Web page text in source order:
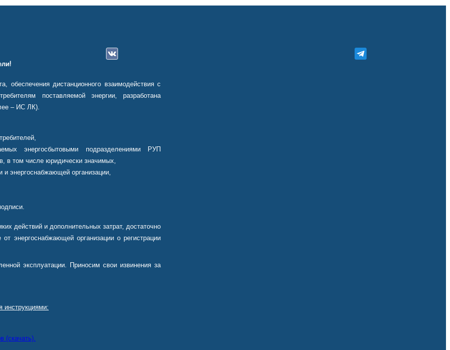
обеспечения дистанционного взаимодействия с
поставляемой энергии, разработана
– ИС ЛК).
энергосбытовыми подразделениями РУП
в том числе юридически значимых,
и энергоснабжающей организации,
действий и дополнительных затрат, достаточно
энергоснабжающей организации о регистрации
эксплуатации. Приносим свои извинения за
инструкциями:
(скачать).